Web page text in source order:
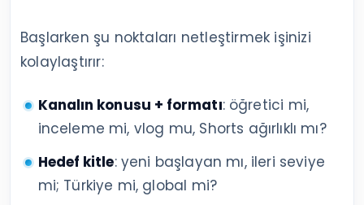
Başlarken şu noktaları netleştirmek işinizi
kolaylaştırır:
Kanalın konusu + formatı: öğretici mi,
inceleme mi, vlog mu, Shorts ağırlıklı mı?
Hedef kitle: yeni başlayan mı, ileri seviye
mi; Türkiye mi, global mi?